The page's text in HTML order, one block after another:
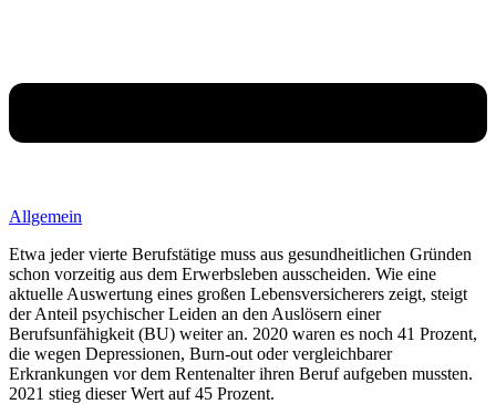
Allgemein
Etwa jeder vierte Berufstätige muss aus gesundheitlichen Gründen
schon vorzeitig aus dem Erwerbsleben ausscheiden. Wie eine
aktuelle Auswertung eines großen Lebensversicherers zeigt, steigt
der Anteil psychischer Leiden an den Auslösern einer
Berufsunfähigkeit (BU) weiter an. 2020 waren es noch 41 Prozent,
die wegen Depressionen, Burn-out oder vergleichbarer
Erkrankungen vor dem Rentenalter ihren Beruf aufgeben mussten.
2021 stieg dieser Wert auf 45 Prozent.